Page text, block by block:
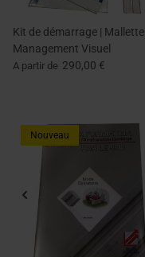
Kit de démarrage | Mallette
Management Visuel
A partir de 290,00 €
Nouveau